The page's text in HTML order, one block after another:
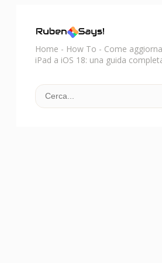
Home - How To - Come
iPad a iOS 18: una guida